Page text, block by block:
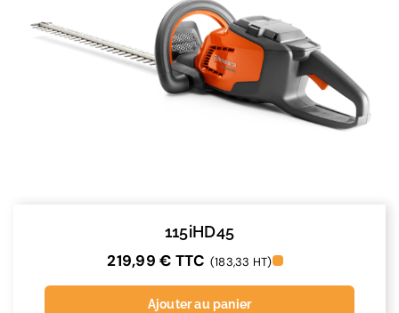
115iHD45
219,99€ TTC (183,33 HT)
Ajouter au panier